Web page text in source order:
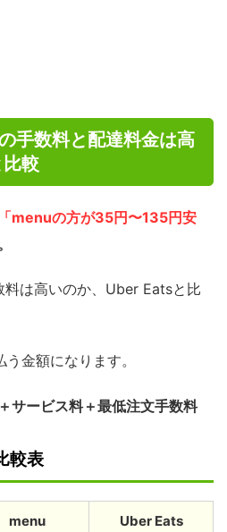
手数料と配達料金は高
較
「menuの方が35円〜135円安
料は高いのか、Uber Eatsと比
金額になります。
サービス料＋最低注文手数料
較表
menu Uber Eats